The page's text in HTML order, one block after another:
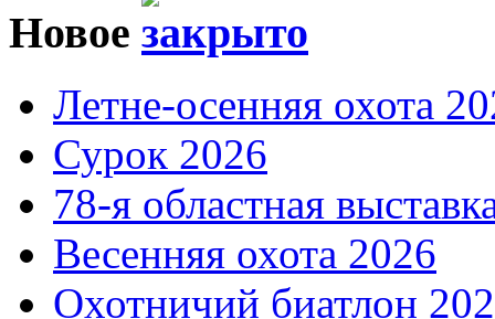
Новое
Летне-осенняя охота
Сурок 2026
78-я областная
Весенняя охота 2026
Охотничий биатлон